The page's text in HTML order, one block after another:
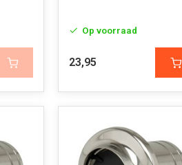
Op voorraad
23,95